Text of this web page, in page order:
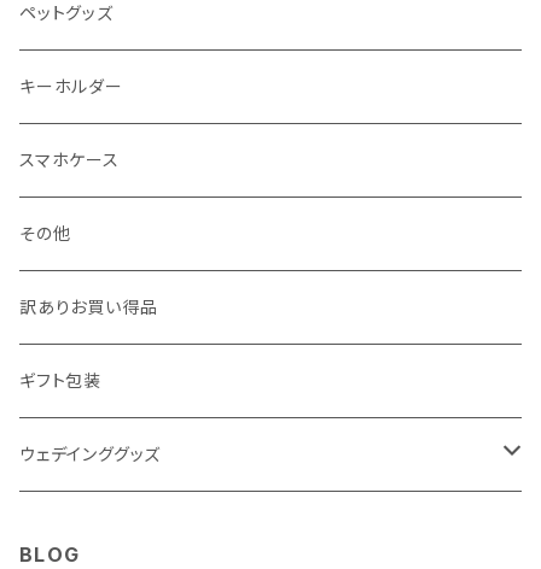
ジュエリーポーチ
シール・ステッカー
月謝袋・封筒
ドアステッカー
しおり
クリスマス雑貨
ペットグッズ
キーホルダー
スマホケース
その他
訳ありお買い得品
ギフト包装
ウェデインググッズ
BLOG